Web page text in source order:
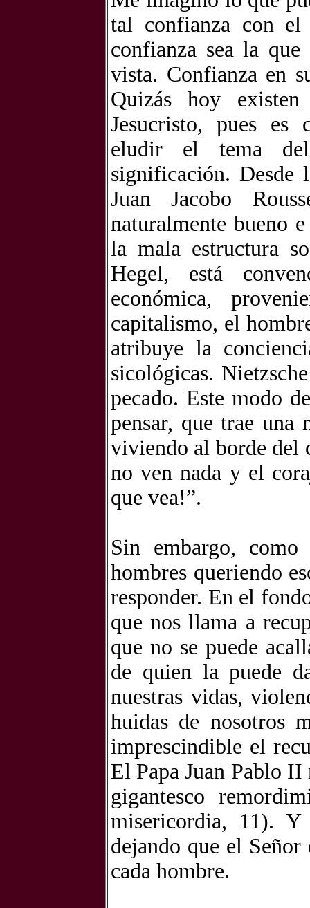
tal confianza con el
confianza sea la
vista. Confianza en
Quizás hoy
Jesucristo, pues es
eludir el tema
significación. Desde
Juan Jacobo
naturalmente bueno
la mala estructura
Hegel, está
económica,
capitalismo, el
atribuye la
sicológicas.
pecado. Este modo
pensar, que trae una
viviendo al borde del
no ven nada y el
que vea!”.
Sin embargo,
hombres queriendo
responder. En el
que nos llama a
que no se puede
de quien la puede
nuestras vidas,
huidas de nosotros
imprescindible el
El Papa Juan Pablo II
gigantesco
misericordia, 11).
dejando que el
cada hombre.